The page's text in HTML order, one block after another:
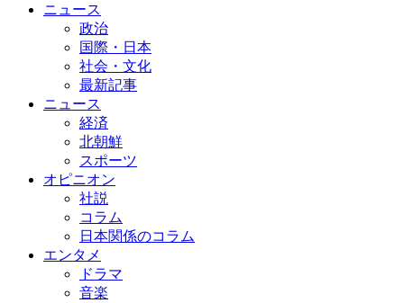
ニュース
政治
国際・日本
社会・文化
最新記事
ニュース
経済
北朝鮮
スポーツ
オピニオン
社説
コラム
日本関係のコラム
エンタメ
ドラマ
音楽